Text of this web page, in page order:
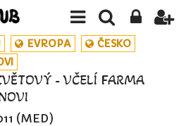
EVROPA
ČESKO
- VČELÍ FARMA
(MED)